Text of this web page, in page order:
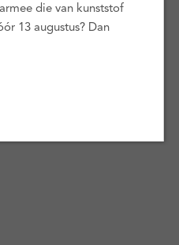
die van kunststof
13 augustus? Dan